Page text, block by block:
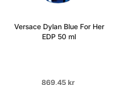
Versace Dylan Blue For Her
EDP 50 ml
869,45 kr